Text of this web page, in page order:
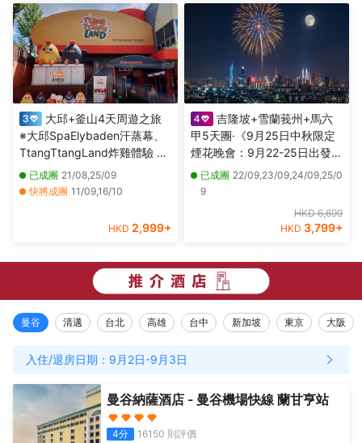
大邱+釜山4天周遊之旅
※大邱SpaElybaden汗蒸幕、
TtangTtangLand炸雞體驗 ※
釜山海月天空步道+青沙浦紅
白燈塔、海雲台海岸列車體
已成團 21/08,25/09
快將成團 11/09,16/10
HKD 2,999+
吉隆坡+雪蘭莪州+馬六
甲5天團·《9月25日中秋限定
煙花晚會：9月22-25日出發》
【永安獨家】全新夜景山頂餐
廳，欣賞中秋煙花晚會、瓜拉
淚】及螢火蟲)、適耕莊【欣賞
已成團 22/09,23/09,24/09,25/0
9
HKD 6,699
HKD 3,799+
曼谷 清邁 台北 高雄 台中 新加坡 東京 大阪
入住/退房日期： 9月2日-9月3日
曼谷納薩酒店 - 曼谷機場快線 蘭甘亨站
4分 16150 則評價